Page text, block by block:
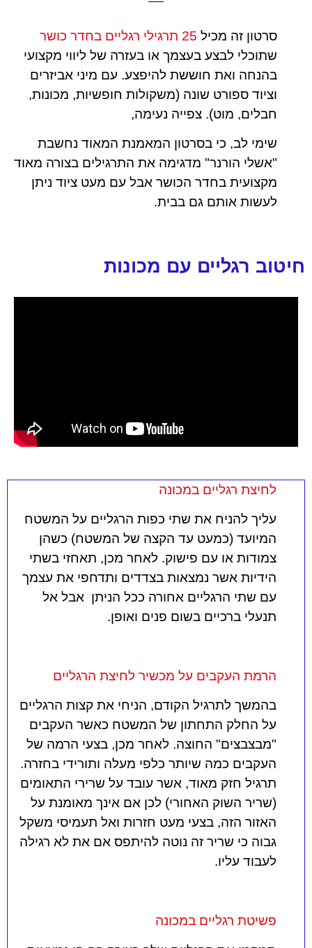
סרטון זה מכיל 25 תרגילי רגליים בחדר כושר
שתוכלי לבצע בעצמך או בעזרה של ליווי מקצועי
בהנחה ואת חוששת להיפצע. עם מיני אביזרים
וציוד ספורט שונה (משקולות חופשיות, מכונות,
חבלים, מוט). צפייה נעימה,
שימי לב, כי בסרטון המאמנת המאוד נחשבת
"אשלי הורנר" מדגימה את התרגילים בצורה מאוד
מקצועית בחדר הכושר אבל עם מעט ציוד ניתן
לעשות אותם גם בבית.
חיטוב רגליים עם מכונות
לחיצת רגליים במכונה
עליך להניח את שתי כפות הרגליים על המשטח
המיועד (כמעט עד הקצה של המשטח) כשהן
צמודות או עם פישוק. לאחר מכן, תאחזי בשתי
הידיות אשר נמצאות בצדדים ותדחפי את עצמך
עם שתי הרגליים אחורה ככל הניתן אבל אל
תנעלי ברכיים בשום פנים ואופן.
הרמת העקבים על מכשיר לחיצת הרגליים
בהמשך לתרגיל הקודם, הניחי את קצות הרגליים
על החלק התחתון של המשטח כאשר העקבים
"מבצבצים" החוצה. לאחר מכן, בצעי הרמה של
העקבים כמה שיותר כלפי מעלה ותורידי בחזרה.
תרגיל חזק מאוד, אשר עובד על שרירי התאומים
(שריר השוק האחורי) לכן אם אינך מאומנת על
האזור הזה, בצעי מעט חזרות ואל תעמיסי משקל
גבוה כי שריר זה נוטה להיתפס אם את לא רגילה
לעבוד עליו.
פשיטת רגליים במכונה